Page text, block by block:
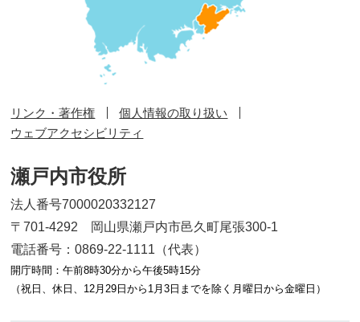
リンク・著作権
個人情報の取り扱い
ウェブアクセシビリティ
瀬戸内市役所
法人番号7000020332127
〒701-4292 岡山県瀬戸内市邑久町尾張300-1
電話番号：0869-22-1111（代表）
開庁時間：午前8時30分から午後5時15分
（祝日、休日、12月29日から1月3日までを除く月曜日から金曜日）